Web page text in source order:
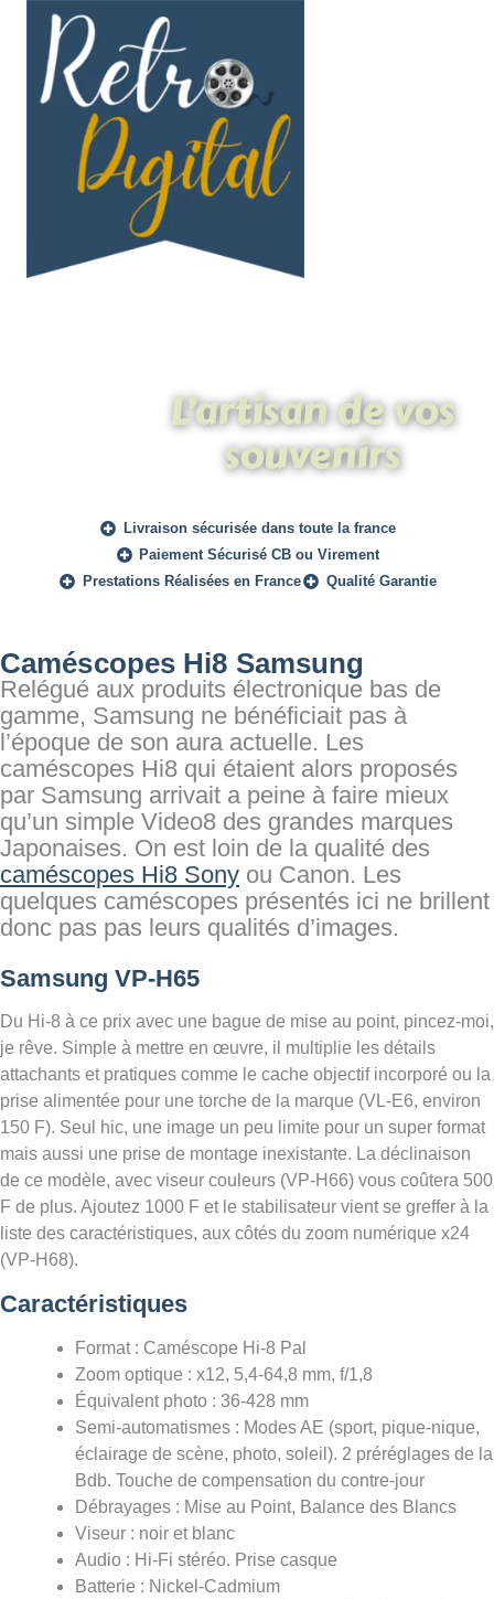
L’artisan de vos
souvenirs
Livraison sécurisée dans toute la france
Paiement Sécurisé CB ou Virement
Prestations Réalisées en France
Qualité Garantie
Caméscopes Hi8 Samsung
Relégué aux produits électronique bas de
gamme, Samsung ne bénéficiait pas à
l’époque de son aura actuelle. Les
caméscopes Hi8 qui étaient alors proposés
par Samsung arrivait a peine à faire mieux
qu’un simple Video8 des grandes marques
Japonaises. On est loin de la qualité des
caméscopes Hi8 Sony ou Canon. Les
quelques caméscopes présentés ici ne brillent
donc pas pas leurs qualités d’images.
Samsung VP-H65
Du Hi-8 à ce prix avec une bague de mise au point, pincez-moi,
je rêve. Simple à mettre en œuvre, il multiplie les détails
attachants et pratiques comme le cache objectif incorporé ou la
prise alimentée pour une torche de la marque (VL-E6, environ
150 F). Seul hic, une image un peu limite pour un super format
mais aussi une prise de montage inexistante. La déclinaison
de ce modèle, avec viseur couleurs (VP-H66) vous coûtera 500
F de plus. Ajoutez 1000 F et le stabilisateur vient se greffer à la
liste des caractéristiques, aux côtés du zoom numérique x24
(VP-H68).
Caractéristiques
Format : Caméscope Hi-8 Pal
Zoom optique : x12, 5,4-64,8 mm, f/1,8
Équivalent photo : 36-428 mm
Semi-automatismes : Modes AE (sport, pique-nique,
éclairage de scène, photo, soleil). 2 préréglages de la
Bdb. Touche de compensation du contre-jour
Débrayages : Mise au Point, Balance des Blancs
Viseur : noir et blanc
Audio : Hi-Fi stéréo. Prise casque
Batterie : Nickel-Cadmium